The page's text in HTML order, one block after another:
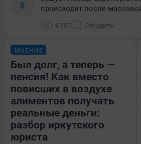
5
происходит после
4 757 Обсудить
МНЕНИЕ
Был долг, а теперь —
пенсия! Как вместо
повисших в воздухе
алиментов получать
реальные деньги:
разбор иркутского
юриста